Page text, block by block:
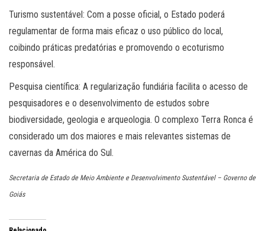
Turismo sustentável: Com a posse oficial, o Estado poderá
regulamentar de forma mais eficaz o uso público do local,
coibindo práticas predatórias e promovendo o ecoturismo
responsável.
Pesquisa científica: A regularização fundiária facilita o acesso de
pesquisadores e o desenvolvimento de estudos sobre
biodiversidade, geologia e arqueologia. O complexo Terra Ronca é
considerado um dos maiores e mais relevantes sistemas de
cavernas da América do Sul.
Secretaria de Estado de Meio Ambiente e Desenvolvimento Sustentável – Governo de
Goiás